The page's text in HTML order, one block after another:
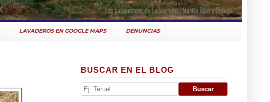
LAVADEROS EN GOOGLE MAPS DENUNCIAS
BUSCAR EN EL BLOG